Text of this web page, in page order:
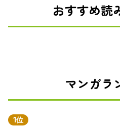
おすすめ読
マンガラ
1位